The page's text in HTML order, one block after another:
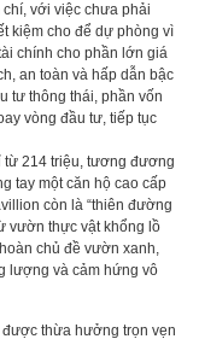
với việc chưa phải
kiệm cho để dự phòng vì
chính cho phần lớn giá
an toàn và hấp dẫn bậc
tư thông thái, phần vốn
vòng đầu tư, tiếp tục
từ 214 triệu, tương đương
tay một căn hộ cao cấp
còn là “thiên đường
vườn thực vật khổng lồ
chủ đề vườn xanh,
lượng và cảm hứng vô
được thừa hưởng trọn vẹn